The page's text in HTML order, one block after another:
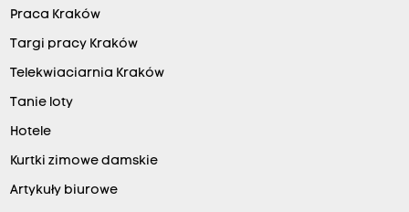
Praca Kraków
Targi pracy Kraków
Telekwiaciarnia Kraków
Tanie loty
Hotele
Kurtki zimowe damskie
Artykuły biurowe